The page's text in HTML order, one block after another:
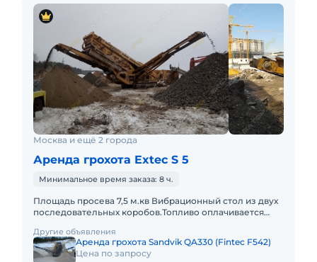
Москва и ещё 2 города
Аренда грохота Extec S 5
Минимальное время заказа: 8 ч.
Площадь просева 7,5 м.кв Вибрационный стол из двух
последовательных коробов.Топливо оплачивается
Пакет отчет
Другие объявления
Аренда грохота Sandvik QA330 (Fintec F542)
Цена по запросу